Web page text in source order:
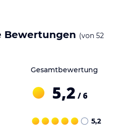
verfügt über 115 Zimmer, die sich
auch in den Nebengebäuden befinden.
eine Minibar. Einige Zimmer verfügen
stehen den Gästen verschiedene
Bewertungen (von 52
Gesamtbewertung
5,2 / 6
5,2